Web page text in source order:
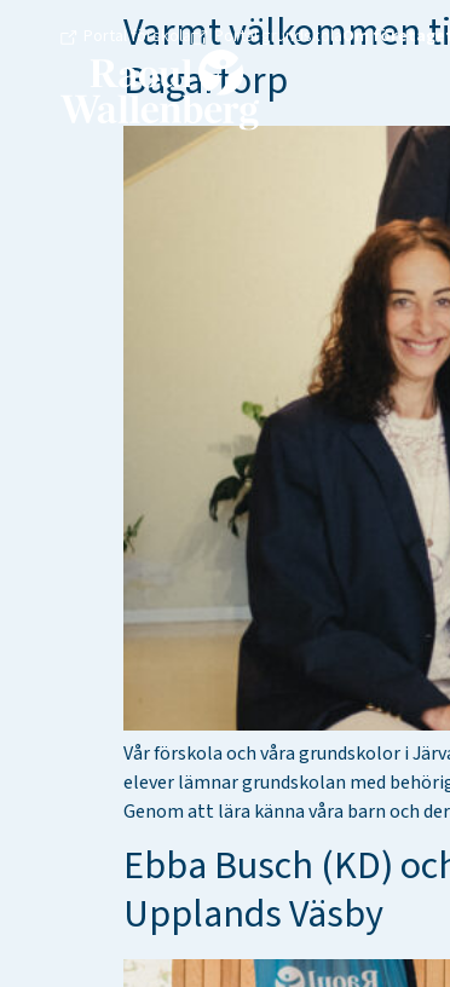
Portal förskola Portal grundskolaOm företaget
Varmt välkommen
Bagartorp
Vår förskola och våra grundskolor i
elever lämnar grundskolan med
Genom att lära känna våra barn och
Ebba Busch (KD)
Upplands Väsby